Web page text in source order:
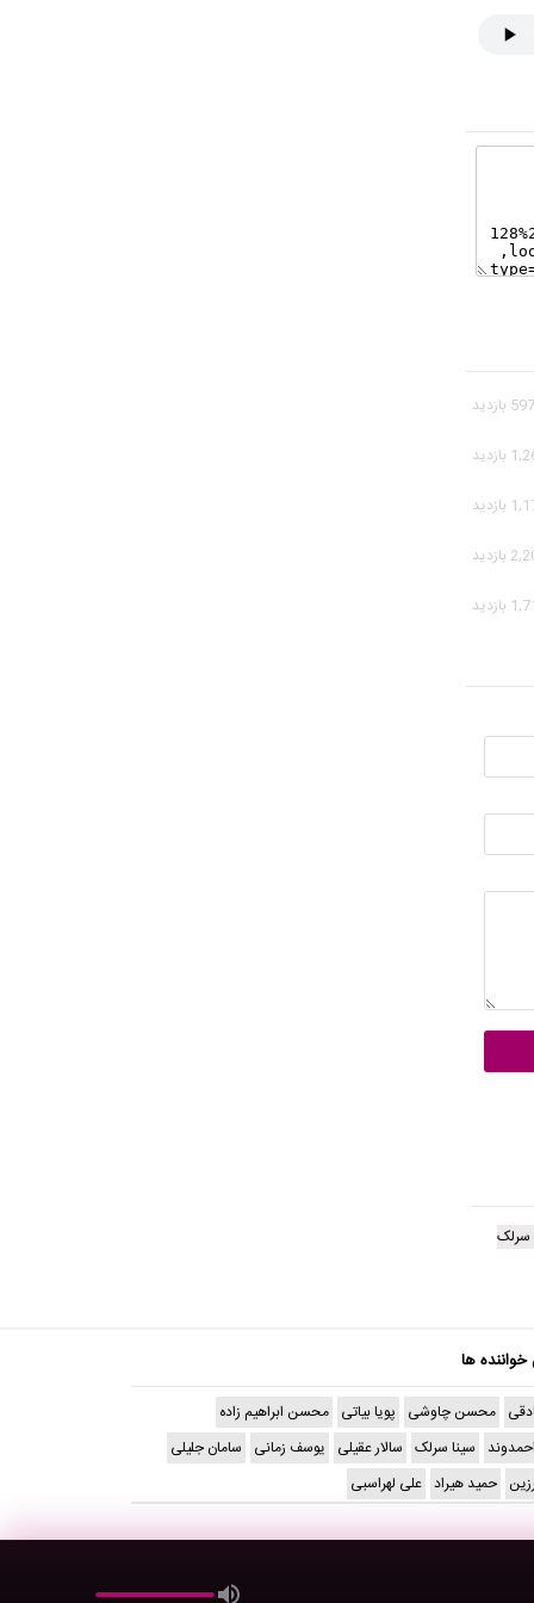
سرلک
خواننده ها
محسن چاوشی پویا بیاتی محسن ابراهیم زاده
سینا سرلک سالار عقیلی یوسف زمانی سامان جلیلی
حمید هیراد علی لهراسبی